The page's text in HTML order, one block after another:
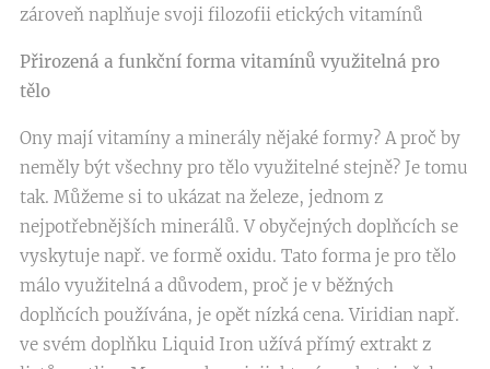
zároveň naplňuje svoji filozofii etických vitamínů
Přirozená a funkční forma vitamínů využitelná pro
tělo
Ony mají vitamíny a minerály nějaké formy? A proč by
neměly být všechny pro tělo využitelné stejně? Je tomu
tak. Můžeme si to ukázat na železe, jednom z
nejpotřebnějších minerálů. V obyčejných doplňcích se
vyskytuje např. ve formě oxidu. Tato forma je pro tělo
málo využitelná a důvodem, proč je v běžných
doplňcích používána, je opět nízká cena. Viridian např.
ve svém doplňku Liquid Iron užívá přímý extrakt z